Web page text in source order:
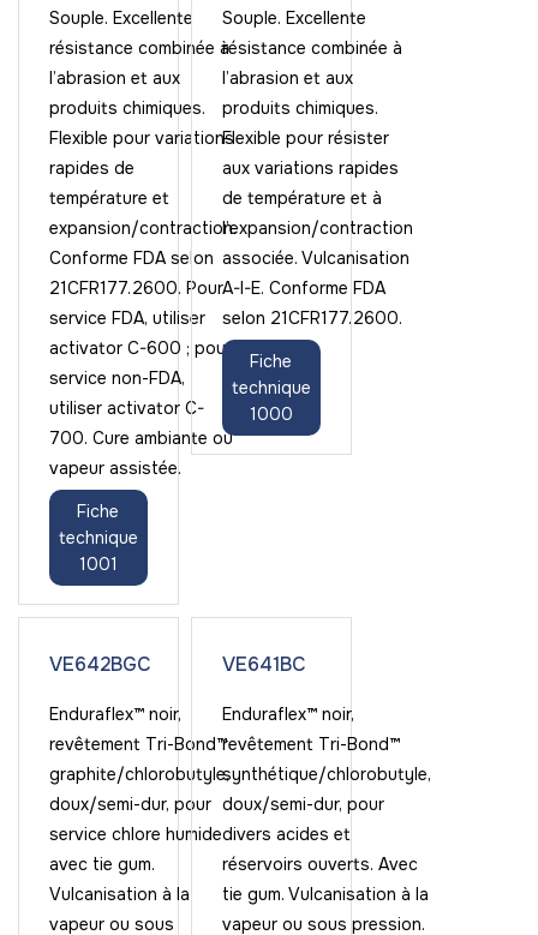
Souple. Excellente
résistance combinée à
l’abrasion et aux
produits chimiques.
Flexible pour variations
rapides de
température et
expansion/contraction.
Conforme FDA selon
21CFR177.2600. Pour
service FDA, utiliser
activator C-600 ; pour
service non-FDA,
utiliser activator C-
700. Cure ambiante ou
vapeur assistée.
Fiche
technique
1001
Souple. Excellente
résistance combinée à
l’abrasion et aux
produits chimiques.
Flexible pour résister
aux variations rapides
de température et à
l’expansion/contraction
associée. Vulcanisation
A-I-E. Conforme FDA
selon 21CFR177.2600.
Fiche
technique
1000
VE642BGC
Enduraflex™ noir,
revêtement Tri-Bond™
graphite/chlorobutyle,
doux/semi-dur, pour
service chlore humide
avec tie gum.
Vulcanisation à la
vapeur ou sous
VE641BC
Enduraflex™ noir,
revêtement Tri-Bond™
synthétique/chlorobutyle,
doux/semi-dur, pour
divers acides et
réservoirs ouverts. Avec
tie gum. Vulcanisation à la
vapeur ou sous pression.